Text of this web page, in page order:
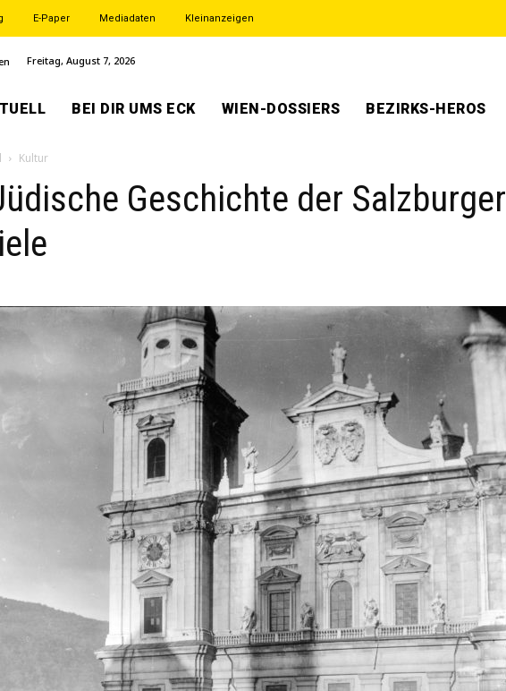
E-Paper Mediadaten Kleinanzeigen
Freitag, August 7, 2026
BEI DIR UMS ECK WIEN-DOSSIERS BEZIRKS-HEROS
Kultur
Geschichte der Salzburger